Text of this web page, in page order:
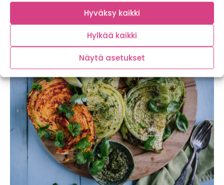
Hyväksy kaikki
Hylkää kaikki
Näytä asetukset
Rings-seppele piparjuuridipillä sekä wrapit
Kukkakaaliwingseillä ja
bataattihummuksella